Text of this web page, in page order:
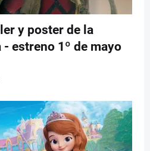
y poster de la
estreno 1º de mayo